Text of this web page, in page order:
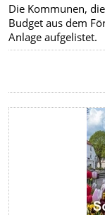
Die Kommunen,
Budget aus dem
Anlage aufgelistet.